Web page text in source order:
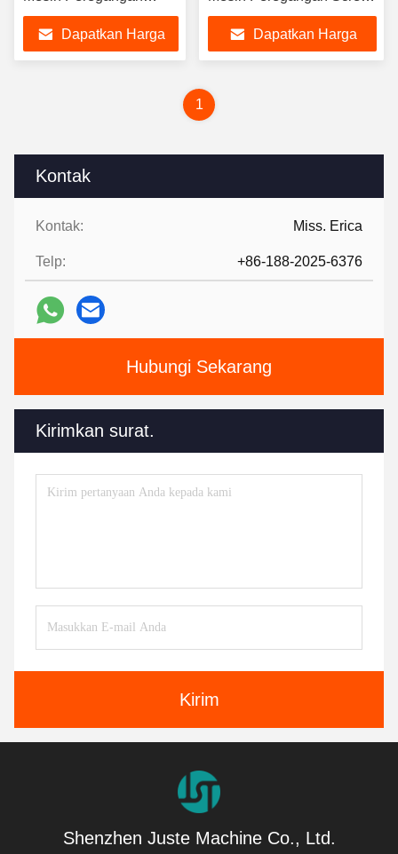
Kontak
Kontak: Miss. Erica
Telp: +86-188-2025-6376
Hubungi Sekarang
Kirimkan surat.
Kirim
Layar Jaring Manual
PneumatikDapatkan Harga
Silk
Dapatkan Harga
1
Shenzhen Juste Machine Co., Ltd.